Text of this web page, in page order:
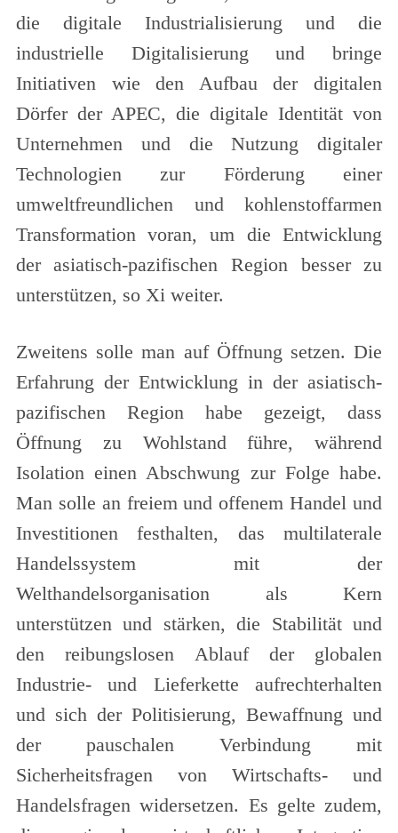
die digitale Industrialisierung und die
industrielle Digitalisierung und bringe
Initiativen wie den Aufbau der digitalen
Dörfer der APEC, die digitale Identität von
Unternehmen und die Nutzung digitaler
Technologien zur Förderung einer
umweltfreundlichen und kohlenstoffarmen
Transformation voran, um die Entwicklung
der asiatisch-pazifischen Region besser zu
unterstützen, so Xi weiter.
Zweitens solle man auf Öffnung setzen. Die
Erfahrung der Entwicklung in der asiatisch-
pazifischen Region habe gezeigt, dass
Öffnung zu Wohlstand führe, während
Isolation einen Abschwung zur Folge habe.
Man solle an freiem und offenem Handel und
Investitionen festhalten, das multilaterale
Handelssystem mit der
Welthandelsorganisation als Kern
unterstützen und stärken, die Stabilität und
den reibungslosen Ablauf der globalen
Industrie- und Lieferkette aufrechterhalten
und sich der Politisierung, Bewaffnung und
der pauschalen Verbindung mit
Sicherheitsfragen von Wirtschafts- und
Handelsfragen widersetzen. Es gelte zudem,